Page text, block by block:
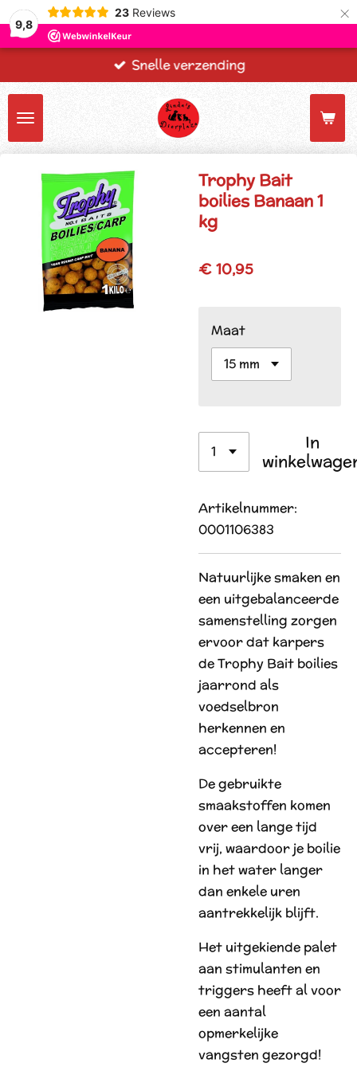
9,8
23 Reviews ×
Snelle verzending
Trophy Bait
boilies Banaan 1
kg
€ 10,95
Maat
In
Artikelnummer:
0001106383
Natuurlijke smaken en
een uitgebalanceerde
samenstelling zorgen
ervoor dat karpers
de Trophy Bait boilies
jaarrond als
voedselbron
herkennen en
accepteren!
De gebruikte
smaakstoffen komen
over een lange tijd
vrij, waardoor je boilie
in het water langer
dan enkele uren
aantrekkelijk blijft.
Het uitgekiende palet
aan stimulanten en
triggers heeft al voor
een aantal
opmerkelijke
vangsten gezorgd!